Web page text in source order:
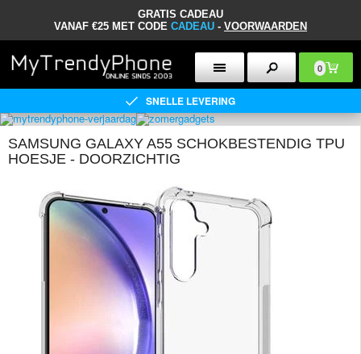
GRATIS CADEAU
VANAF €25 MET CODE CADEAU - VOORWAARDEN
0
SNELLE LEVERING
SAMSUNG GALAXY A55 SCHOKBESTENDIG TPU
HOESJE - DOORZICHTIG